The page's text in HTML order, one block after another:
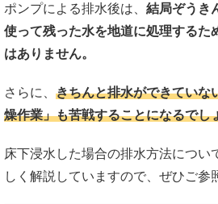
ポンプによる排水後は、 結局ぞうき
使って残った水を地道に処理するた
はありません。
さらに、 きちんと排水ができていな
燥作業」も苦戦することになるでし
床下浸水した場合の排水方法につい
しく解説していますので、ぜひご参